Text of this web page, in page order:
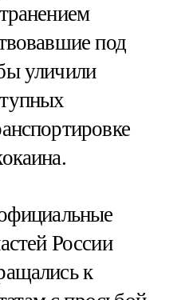
под
уличили
России
к